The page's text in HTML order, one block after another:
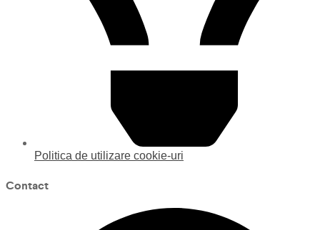
Politica de utilizare cookie-uri
Contact